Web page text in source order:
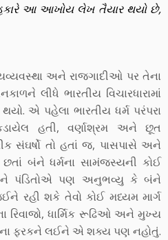
આ આખોય લેખ તૈયાર થયો છે,
અને રાજગાદીઓ પર તેના
લીધે ભારતીય વિચારધારામાં
એ પહેલા ભારતીય ધર્મ પરંપરા
હતી, વર્ણાશ્રમ અને છૂત
સંઘર્ષો તો હતાં જ, પાસપાસે અને
બંને ધર્મના સામંજસ્યની કોઈ
અને પંડિતોએ પણ અનુભવ્યુ કે બંને
રહી શકે તેવો કોઈ મધ્યમ માર્ગ
ધાર્મિક રૂઢિઓ અને મુખ્ય
ફરકને લઈને એ શક્ય પણ નહોતું.